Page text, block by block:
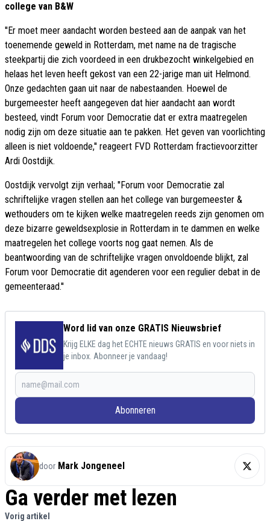
college van B&W
''Er moet meer aandacht worden besteed aan de aanpak van het
toenemende geweld in Rotterdam, met name na de tragische
steekpartij die zich voordeed in een drukbezocht winkelgebied en
helaas het leven heeft gekost van een 22-jarige man uit Helmond.
Onze gedachten gaan uit naar de nabestaanden. Hoewel de
burgemeester heeft aangegeven dat hier aandacht aan wordt
besteed, vindt Forum voor Democratie dat er extra maatregelen
nodig zijn om deze situatie aan te pakken. Het geven van voorlichting
alleen is niet voldoende,'' reageert FVD Rotterdam fractievoorzitter
Ardi Oostdijk.
Oostdijk vervolgt zijn verhaal; ''Forum voor Democratie zal
schriftelijke vragen stellen aan het college van burgemeester &
wethouders om te kijken welke maatregelen reeds zijn genomen om
deze bizarre geweldsexplosie in Rotterdam in te dammen en welke
maatregelen het college voorts nog gaat nemen. Als de
beantwoording van de schriftelijke vragen onvoldoende blijkt, zal
Forum voor Democratie dit agenderen voor een regulier debat in de
gemeenteraad.''
Word lid van onze GRATIS Nieuwsbrief
Krijg ELKE dag het ECHTE nieuws GRATIS en voor niets in
je inbox. Abonneer je vandaag!
Abonneren
door Mark Jongeneel
Ga verder met lezen
Vorig artikel